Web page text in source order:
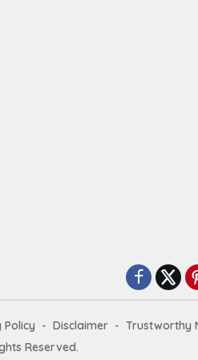
Policy Disclaimer
Trustworthy
Reserved.